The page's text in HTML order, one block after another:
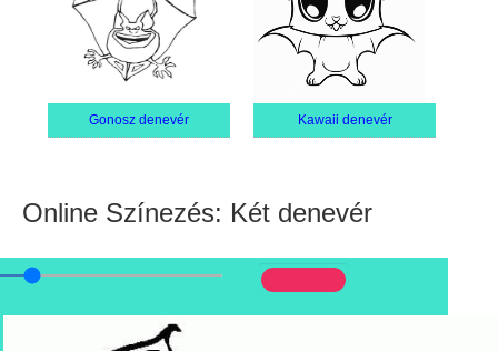
Gonosz denevér Kawaii denevér
Online Színezés: Két denevér